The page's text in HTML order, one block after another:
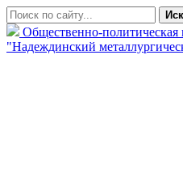
Общественно-политическая
"Надеждинский